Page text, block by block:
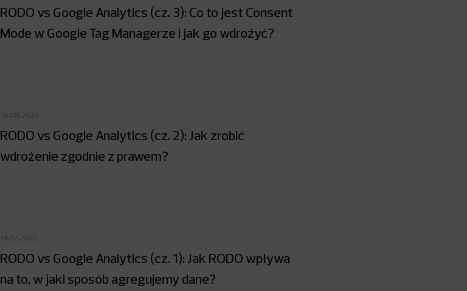
RODO vs Google Analytics (cz. 3): Co to jest Consent
Mode w Google Tag Managerze i jak go wdrożyć?
18.08.2022
RODO vs Google Analytics (cz. 2): Jak zrobić
wdrożenie zgodnie z prawem?
14.07.2022
RODO vs Google Analytics (cz. 1): Jak RODO wpływa
na to, w jaki sposób agregujemy dane?